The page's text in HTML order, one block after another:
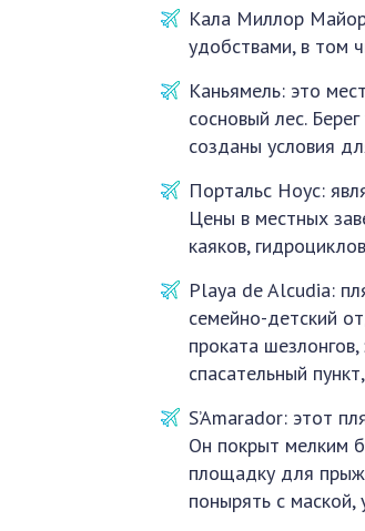
Кала Миллор
удобствами, в том
Каньямель: это
сосновый лес.
созданы условия
Портальс Ноус:
Цены в местных
каяков,
Playa de Alcudia:
семейно-детский
проката
спасательный
S’Amarador: этот
Он покрыт мелким
площадку для
понырять с маской,